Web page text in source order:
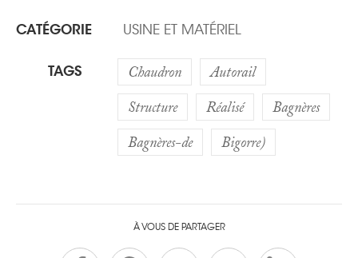
CATÉGORIE USINE ET MATÉRIEL
TAGS Chaudron
Autorail
Structure
Réalisé
Bagnères
Bagnères-de
Bigorre)
À VOUS DE PARTAGER